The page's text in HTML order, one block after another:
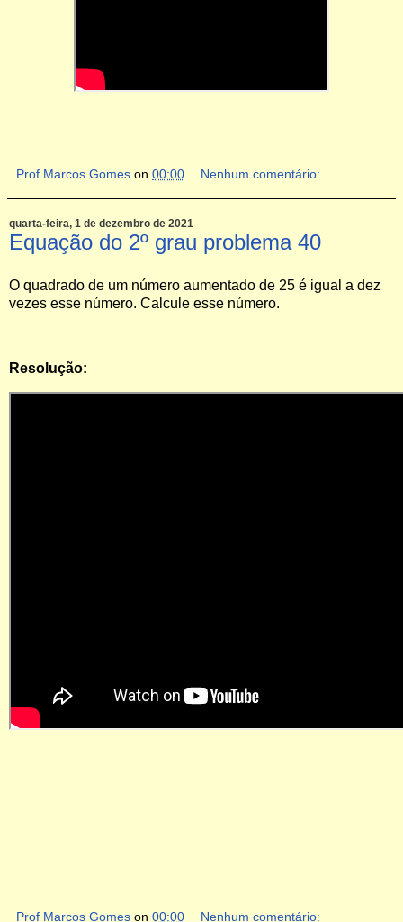
Prof Marcos Gomes on 00:00 Nenhum comentário:
quarta-feira, 1 de dezembro de 2021
Equação do 2º grau problema 40
O quadrado de um número aumentado de 25 é igual a dez
vezes esse número. Calcule esse número.
Resolução:
Prof Marcos Gomes on 00:00 Nenhum comentário: